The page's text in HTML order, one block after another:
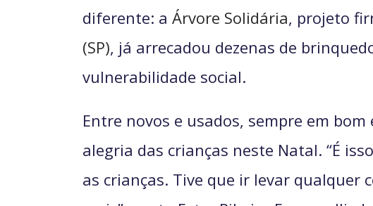
diferente: a Árvore Solidária, projeto
(SP), já arrecadou dezenas de
vulnerabilidade social.
Entre novos e usados, sempre em
alegria das crianças neste Natal. “É
as crianças. Tive que ir levar qualquer